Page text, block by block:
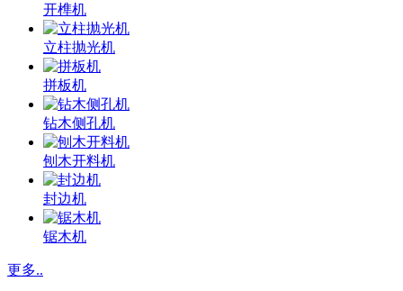
开榫机
立柱抛光机
拼板机
钻木侧孔机
刨木开料机
封边机
锯木机
更多..